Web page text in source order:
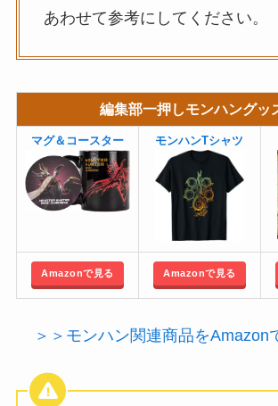
あわせて参考にしてください。
編集部一押しモンハングッ
マグ＆コースター モンハンTシャツ
Amazonで見る Amazonで見る
＞＞モンハン関連商品をAmazon